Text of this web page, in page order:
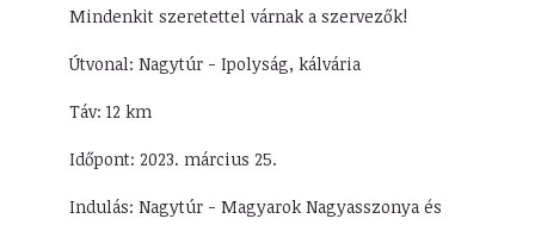
Mindenkit szeretettel várnak a szervezők!
Útvonal: Nagytúr - Ipolyság, kálvária
Táv: 12 km
Időpont: 2023. március 25.
Indulás: Nagytúr - Magyarok Nagyasszonya és